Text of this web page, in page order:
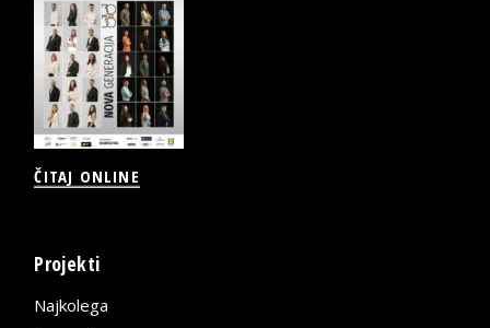
ČITAJ ONLINE
Projekti
Najkolega